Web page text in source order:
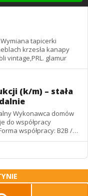
tapicerki
krzesła kanapy
sofy fotele .renowacja mebli vintage,PRL. glamur
(k/m) – stała
Wykonawca domów
do współpracy
✔